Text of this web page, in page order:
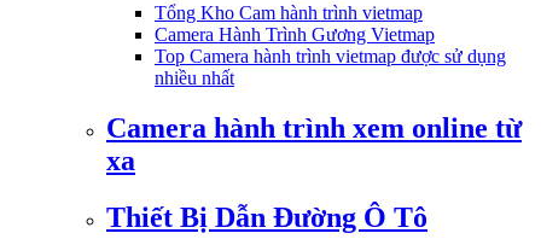
Tổng Kho Cam hành trình vietmap
Camera Hành Trình Gương Vietmap
Top Camera hành trình vietmap được sử dụng
nhiều nhất
Camera hành trình xem online từ
xa
Thiết Bị Dẫn Đường Ô Tô